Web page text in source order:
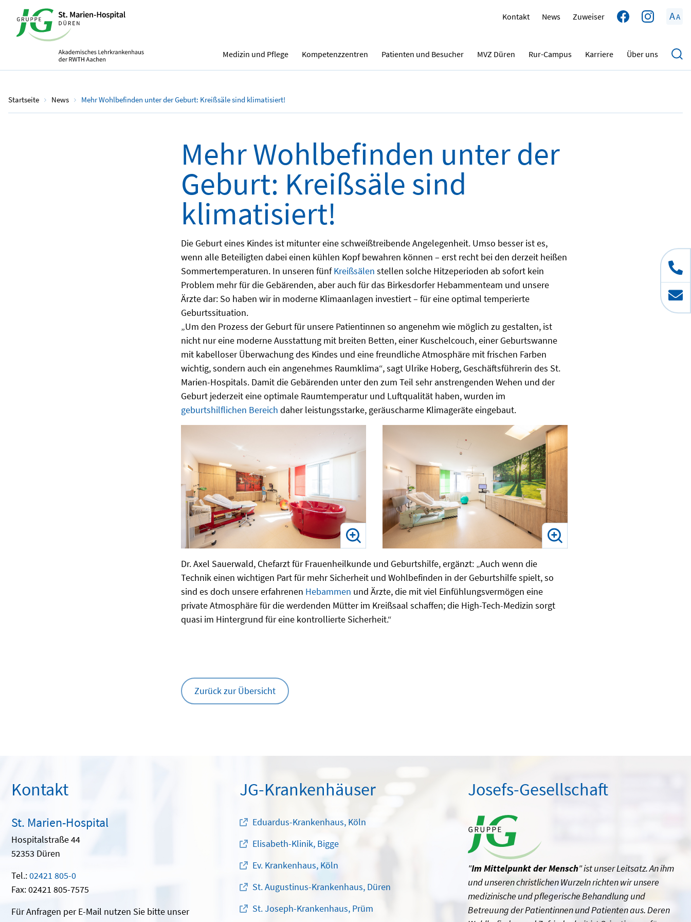
Kontakt News Zuweiser AA
Medizin und Pflege Kompetenzzentren Patienten und Besucher MVZ Düren Rur-Campus Karriere Über uns
Startseite News Mehr Wohlbefinden unter der Geburt: Kreißsäle sind klimatisiert!
11.07.2023
Mehr Wohlbefinden unter der
Geburt: Kreißsäle sind
klimatisiert!
Die Geburt eines Kindes ist mitunter eine schweißtreibende Angelegenheit. Umso besser ist es,
wenn alle Beteiligten dabei einen kühlen Kopf bewahren können – erst recht bei den derzeit heißen
Sommertemperaturen. In unseren fünfKreißsälen stellen solche Hitzeperioden ab sofort kein
Problem mehr für die Gebärenden, aber auch für das Birkesdorfer Hebammenteam und unsere
Ärzte dar: So haben wir in moderne Klimaanlagen investiert – für eine optimal temperierte
Geburtssituation.
„Um den Prozess der Geburt für unsere Patientinnen so angenehm wie möglich zu gestalten, ist
nicht nur eine moderne Ausstattung mit breiten Betten, einer Kuschelcouch, einer Geburtswanne
mit kabelloser Überwachung des Kindes und eine freundliche Atmosphäre mit frischen Farben
wichtig, sondern auch ein angenehmes Raumklima“, sagt Ulrike Hoberg, Geschäftsführerin des St.
Marien-Hospitals. Damit die Gebärenden unter den zum Teil sehr anstrengenden Wehen und der
Geburt jederzeit eine optimale Raumtemperatur und Luftqualität haben, wurden im
geburtshilflichen Bereich daher leistungsstarke, geräuscharme Klimageräte eingebaut.
Dr. Axel Sauerwald, Chefarzt für Frauenheilkunde und Geburtshilfe, ergänzt: „Auch wenn die
Technik einen wichtigen Part für mehr Sicherheit und Wohlbefinden in der Geburtshilfe spielt, so
sind es doch unsere erfahrenen Hebammen und Ärzte, die mit viel Einfühlungsvermögen eine
private Atmosphäre für die werdenden Mütter im Kreißsaal schaffen; die High-Tech-Medizin sorgt
quasi im Hintergrund für eine kontrollierte Sicherheit.“
Zurück zur Übersicht
Kontakt
St. Marien-Hospital
Hospitalstraße 44
52353 Düren
Tel.:02421 805-0
Fax: 02421 805-7575
Für Anfragen per E-Mail nutzen Sie bitte unser
JG-Krankenhäuser
Eduardus-Krankenhaus, Köln
Elisabeth-Klinik, Bigge
Ev. Krankenhaus, Köln
St. Augustinus-Krankenhaus, Düren
St. Joseph-Krankenhaus, Prüm
Josefs-Gesellschaft
"Im Mittelpunkt der Mensch" ist unser Leitsatz. An ihm
und unseren christlichen Wurzeln richten wir unsere
medizinische und pflegerische Behandlung und
Betreuung der Patientinnen und Patienten aus. Deren